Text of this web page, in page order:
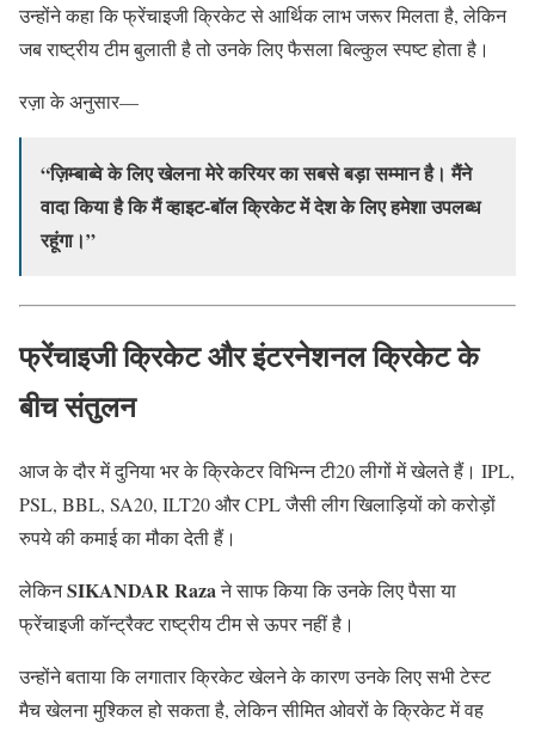
उन्होंने कहा कि फ्रेंचाइजी क्रिकेट से आर्थिक लाभ जरूर मिलता है, लेकिन
जब राष्ट्रीय टीम बुलाती है तो उनके लिए फैसला बिल्कुल स्पष्ट होता है।
रज़ा के अनुसार—
“ज़िम्बाब्वे के लिए खेलना मेरे करियर का सबसे बड़ा सम्मान है। मैंने
वादा किया है कि मैं व्हाइट-बॉल क्रिकेट में देश के लिए हमेशा उपलब्ध
रहूंगा।”
फ्रेंचाइजी क्रिकेट और इंटरनेशनल क्रिकेट के
बीच संतुलन
आज के दौर में दुनिया भर के क्रिकेटर विभिन्न टी20 लीगों में खेलते हैं। IPL,
PSL, BBL, SA20, ILT20 और CPL जैसी लीग खिलाड़ियों को करोड़ों
रुपये की कमाई का मौका देती हैं।
लेकिनSIKANDAR Razaने साफ किया कि उनके लिए पैसा या
फ्रेंचाइजी कॉन्ट्रैक्ट राष्ट्रीय टीम से ऊपर नहीं है।
उन्होंने बताया कि लगातार क्रिकेट खेलने के कारण उनके लिए सभी टेस्ट
मैच खेलना मुश्किल हो सकता है, लेकिन सीमित ओवरों के क्रिकेट में वह